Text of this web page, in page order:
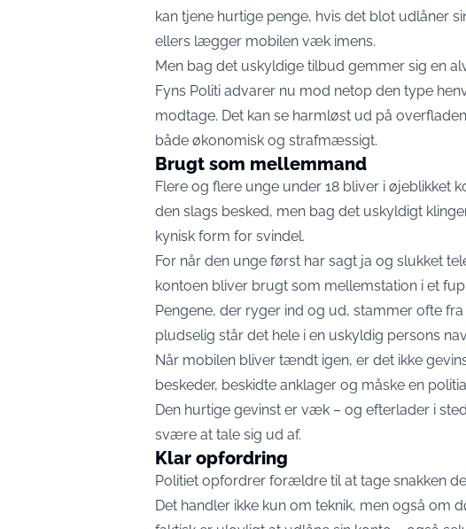
kan tjene hurtige penge, hvis det blot udlåner
ellers lægger mobilen væk imens.
Men bag det uskyldige tilbud gemmer sig en
Fyns Politi advarer nu mod netop den type
modtage. Det kan se harmløst ud på
både økonomisk og strafmæssigt.
Brugt som mellemmand
Flere og flere unge under 18 bliver i øjeblikket
den slags besked, men bag det uskyldigt
kynisk form for svindel.
For når den unge først har sagt ja og slukket
kontoen bliver brugt som mellemstation i et
Pengene, der ryger ind og ud, stammer ofte
pludselig står det hele i en uskyldig persons
Når mobilen bliver tændt igen, er det ikke
beskeder, beskidte anklager og måske en
Den hurtige gevinst er væk – og efterlader i
svære at tale sig ud af.
Klar opfordring
Politiet opfordrer forældre til at tage snakken
Det handler ikke kun om teknik, men også om